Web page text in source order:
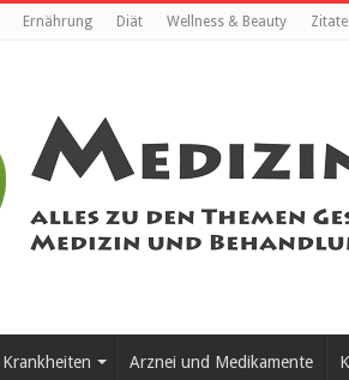
Ernährung Diät Wellness & Beauty
Krankheiten Arznei und Medikamente